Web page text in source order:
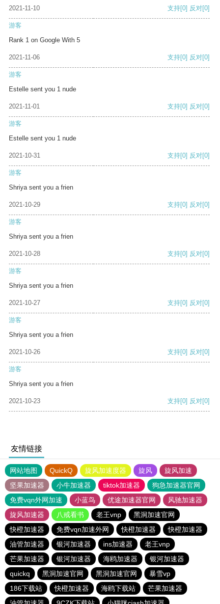
2021-11-10 支持[0] 反对[0]
游客
Rank 1 on Google With 5
2021-11-06 支持[0] 反对[0]
游客
Estelle sent you 1 nude
2021-11-01 支持[0] 反对[0]
游客
Estelle sent you 1 nude
2021-10-31 支持[0] 反对[0]
游客
Shriya sent you a frien
2021-10-29 支持[0] 反对[0]
游客
Shriya sent you a frien
2021-10-28 支持[0] 反对[0]
游客
Shriya sent you a frien
2021-10-27 支持[0] 反对[0]
游客
Shriya sent you a frien
2021-10-26 支持[0] 反对[0]
游客
Shriya sent you a frien
2021-10-23 支持[0] 反对[0]
友情链接
网站地图 QuickQ 旋风加速度器 旋风
旋风加速
坚果加速器
小牛加速器 tiktok加速器
狗急加速器官网
免费vqn外网加速
小蓝鸟 优途加速器官网
风驰加速器
旋风加速器
八戒看书 老王vnp
黑洞加速官网
快橙加速器
免费vqn加速外网 快橙加速器
快橙加速器
油管加速器
银河加速器 ins加速器
老王vnp
芒果加速器
银河加速器 海鸥加速器
银河加速器
quickq
黑洞加速官网 黑洞加速官网
暴雪vp
186下载站
快橙加速器 海鸥下载站
芒果加速器